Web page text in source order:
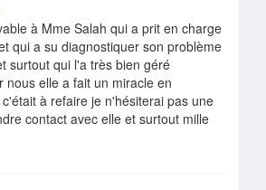
à Mme Salah qui a prit en charge
qui a su diagnostiquer son problème
surtout qui l'a très bien géré
nous elle a fait un miracle en
à refaire je n'hésiterai pas une
contact avec elle et surtout mille